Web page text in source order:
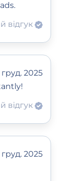
відгук
груд. 2025
відгук
груд. 2025